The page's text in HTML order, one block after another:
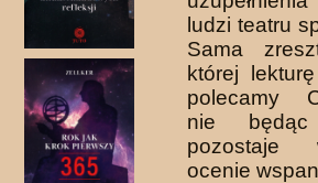
ludzi teatru
Sama
której
polecamy
nie będąc
pozostaje
ocenie